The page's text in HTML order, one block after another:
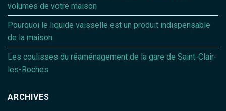
volumes de votre maison
Pourquoi le liquide vaisselle est un produit indispensable
de la maison
Les coulisses du réaménagement de la gare de Saint-Clair-
les-Roches
ARCHIVES